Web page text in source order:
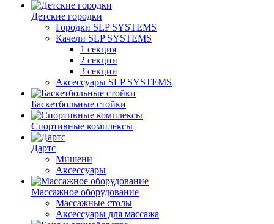
Детские городки
Городки SLP SYSTEMS
Качели SLP SYSTEMS
1 секция
2 секции
3 секции
Аксессуары SLP SYSTEMS
Баскетбольные стойки
Спортивные комплексы
Дартс
Мишени
Аксессуары
Массажное оборудование
Массажные столы
Аксессуары для массажа